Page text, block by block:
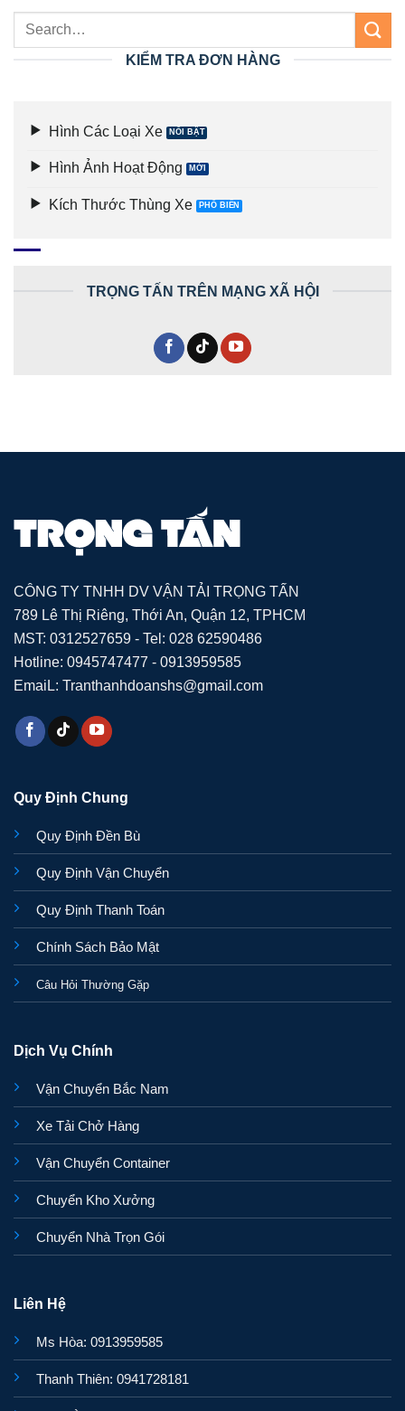
KIỂM TRA ĐƠN HÀNG
Hình Các Loại Xe
Hình Ảnh Hoạt Động
Kích Thước Thùng Xe
TRỌNG TẤN TRÊN MẠNG XÃ HỘI
CÔNG TY TNHH DV VẬN TẢI TRỌNG TẤN
789 Lê Thị Riêng, Thới An, Quận 12, TPHCM
MST: 0312527659 - Tel: 028 62590486
Hotline: 0945747477 - 0913959585
EmaiL: Tranthanhdoanshs@gmail.com
Quy Định Chung
Quy Định Đền Bù
Quy Định Vận Chuyển
Quy Định Thanh Toán
Chính Sách Bảo Mật
Câu Hỏi Thường Gặp
Dịch Vụ Chính
Vận Chuyển Bắc Nam
Xe Tải Chở Hàng
Vận Chuyển Container
Chuyển Kho Xưởng
Chuyển Nhà Trọn Gói
Liên Hệ
Ms Hòa: 0913959585
Thanh Thiên: 0941728181